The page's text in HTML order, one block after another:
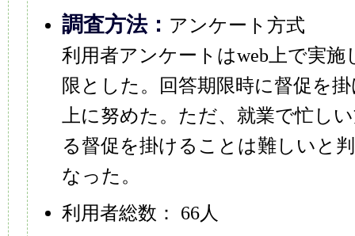
調査方法： アンケート方式
利用者アンケートはweb上で実施
限とした。回答期限時に督促を
上に努めた。ただ、就業で忙し
る督促を掛けることは難しいと
なった。
利用者総数： 66人